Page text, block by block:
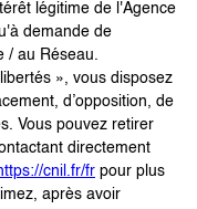
légitime de l'Agence
demande de
/ au Réseau.
», vous disposez
d’opposition, de
Vous pouvez retirer
directement
cnil.fr/fr pour plus
après avoir